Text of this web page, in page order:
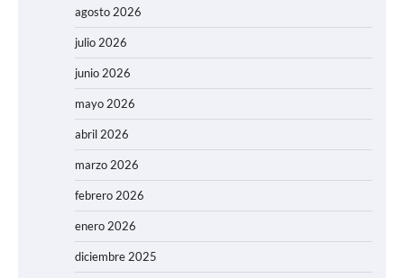
agosto 2026
julio 2026
junio 2026
mayo 2026
abril 2026
marzo 2026
febrero 2026
enero 2026
diciembre 2025